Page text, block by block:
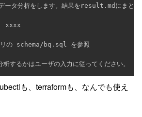
ータ分析をします。結果をresult.mdにまとめ
リの schema/bq.sql を参照
も、terraformも、なんでも使え